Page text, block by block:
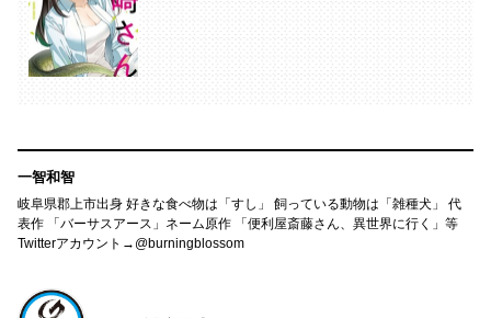
一智和智
岐阜県郡上市出身 好きな食べ物は「すし」 飼っている動物は「雑種犬」 代
表作 「バーサスアース」ネーム原作 「便利屋斎藤さん、異世界に行く」等
Twitterアカウント→@burningblossom